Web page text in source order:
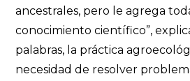
ancestrales, pero le agrega
conocimiento científico”,
palabras, la práctica
necesidad de resolver